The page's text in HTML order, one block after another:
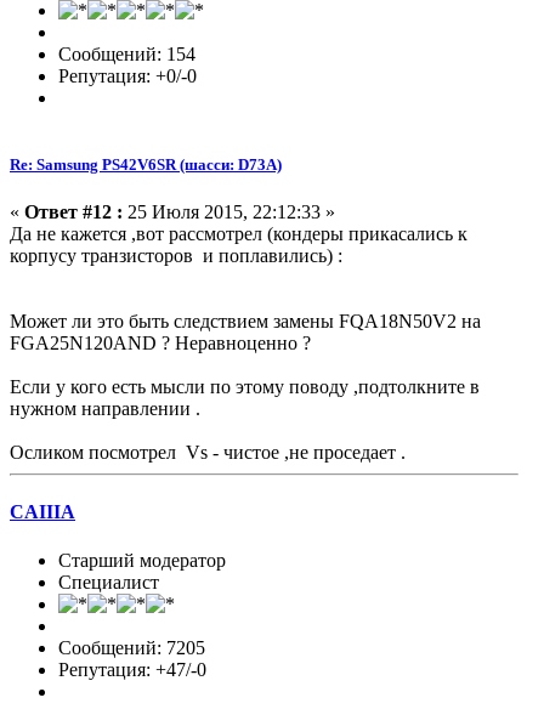
Сообщений: 154
Репутация: +0/-0
Re: Samsung PS42V6SR (шасси: D73A)
« Ответ #12 : 25 Июля 2015, 22:12:33 »
Да не кажется ,вот рассмотрел (кондеры прикасались к
корпусу транзисторов и поплавились) :
Может ли это быть следствием замены FQA18N50V2 на
FGA25N120AND ? Неравноценно ?
Если у кого есть мысли по этому поводу ,подтолкните в
нужном направлении .
Осликом посмотрел Vs - чистое ,не проседает .
CAIIIA
Старший модератор
Специалист
Сообщений: 7205
Репутация: +47/-0